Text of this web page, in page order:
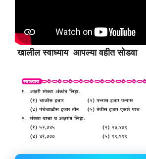
खालील स्वाध्याय आपल्या वहीत सोडवा